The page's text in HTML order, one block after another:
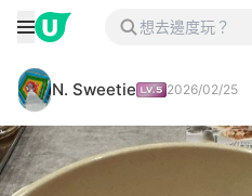
N. Sweetie 2026/02/25